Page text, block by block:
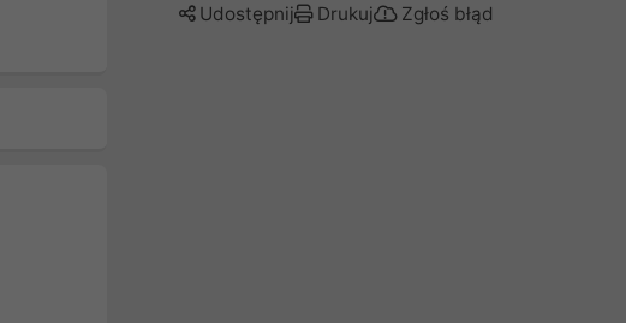
Udostępnij Drukuj Zgłoś błąd